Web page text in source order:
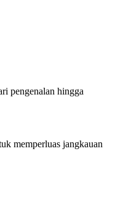
pengenalan hingga
memperluas jangkauan